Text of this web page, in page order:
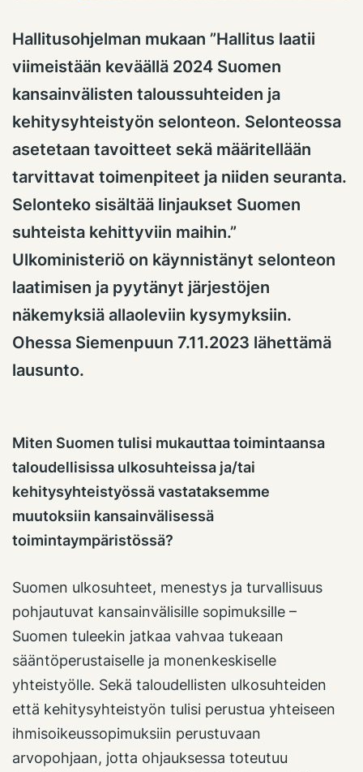
Hallitusohjelman mukaan ”Hallitus laatii
viimeistään keväällä 2024 Suomen
kansainvälisten taloussuhteiden ja
kehitysyhteistyön selonteon. Selonteossa
asetetaan tavoitteet sekä määritellään
tarvittavat toimenpiteet ja niiden seuranta.
Selonteko sisältää linjaukset Suomen
suhteista kehittyviin maihin.”
Ulkoministeriö on käynnistänyt selonteon
laatimisen ja pyytänyt järjestöjen
näkemyksiä allaoleviin kysymyksiin.
Ohessa Siemenpuun 7.11.2023 lähettämä
lausunto.
Miten Suomen tulisi mukauttaa toimintaansa
taloudellisissa ulkosuhteissa ja/tai
kehitysyhteistyössä vastataksemme
muutoksiin kansainvälisessä
toimintaympäristössä?
Suomen ulkosuhteet, menestys ja turvallisuus
pohjautuvat kansainvälisille sopimuksille –
Suomen tuleekin jatkaa vahvaa tukeaan
sääntöperustaiselle ja monenkeskiselle
yhteistyölle. Sekä taloudellisten ulkosuhteiden
että kehitysyhteistyön tulisi perustua yhteiseen
ihmisoikeussopimuksiin perustuvaan
arvopohjaan, jotta ohjauksessa toteutuu